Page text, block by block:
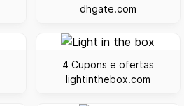
dhgate.com
4 Cupons e ofertas
lightinthebox.com